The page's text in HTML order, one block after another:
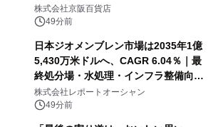
株式会社京阪百貨店
49分前
日本ジオメンブレン市場は2035年1億
5,430万米ドルへ、CAGR 6.04％｜最
終処分場・水処理・インフラ整備向け
需要拡大
株式会社レポートオーシャン
49分前